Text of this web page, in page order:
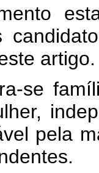
artigo.
se
pela